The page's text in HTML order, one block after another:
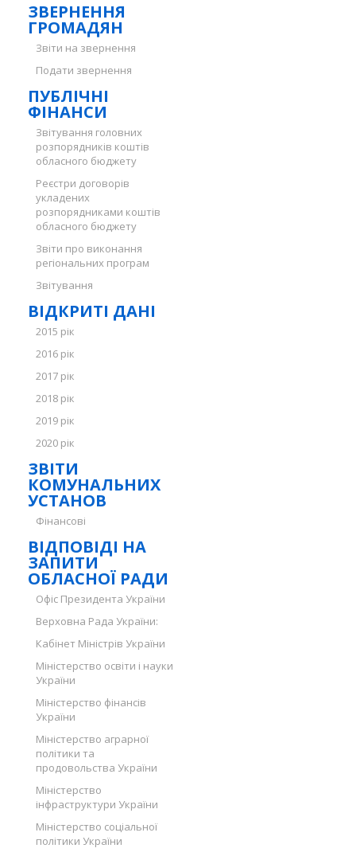
ЗВЕРНЕННЯ
ГРОМАДЯН
Звіти на звернення
Подати звернення
ПУБЛІЧНІ
ФІНАНСИ
Звітування головних
розпорядників коштів
обласного бюджету
Реєстри договорів
укладених
розпорядниками коштів
обласного бюджету
Звіти про виконання
регіональних програм
Звітування
ВІДКРИТІ ДАНІ
2015 рік
2016 рік
2017 рік
2018 рік
2019 рік
2020 рік
ЗВІТИ
КОМУНАЛЬНИХ
УСТАНОВ
Фінансові
ВІДПОВІДІ НА
ЗАПИТИ
ОБЛАСНОЇ РАДИ
Офіс Президента України
Верховна Рада України:
Кабінет Міністрів України
Міністерство освіти і науки
України
Міністерство фінансів
України
Міністерство аграрної
політики та
продовольства України
Міністерство
інфраструктури України
Міністерство соціальної
політики України